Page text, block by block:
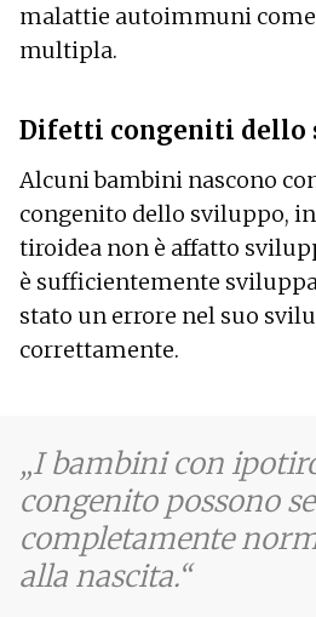
malattie autoimmuni
multipla.
Difetti congeniti dello
Alcuni bambini nascono
congenito dello sviluppo,
tiroidea non è affatto
è sufficientemente
stato un errore nel suo
correttamente.
I bambini con
congenito possono
completamente
alla nascita.